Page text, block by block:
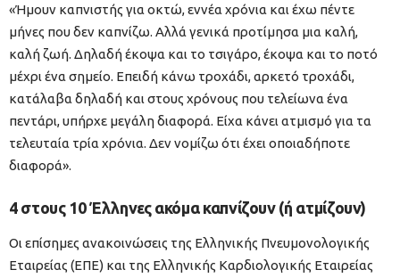
«Ήμουν καπνιστής για οκτώ, εννέα χρόνια και έχω πέντε
μήνες που δεν καπνίζω. Αλλά γενικά προτίμησα μια καλή,
καλή ζωή. Δηλαδή έκοψα και το τσιγάρο, έκοψα και το ποτό
μέχρι ένα σημείο. Επειδή κάνω τροχάδι, αρκετό τροχάδι,
κατάλαβα δηλαδή και στους χρόνους που τελείωνα ένα
πεντάρι, υπήρχε μεγάλη διαφορά. Είχα κάνει ατμισμό για τα
τελευταία τρία χρόνια. Δεν νομίζω ότι έχει οποιαδήποτε
διαφορά».
4 στους 10 Έλληνες ακόμα καπνίζουν (ή ατμίζουν)
Οι επίσημες ανακοινώσεις της Ελληνικής Πνευμονολογικής
Εταιρείας (ΕΠΕ) και της Ελληνικής Καρδιολογικής Εταιρείας